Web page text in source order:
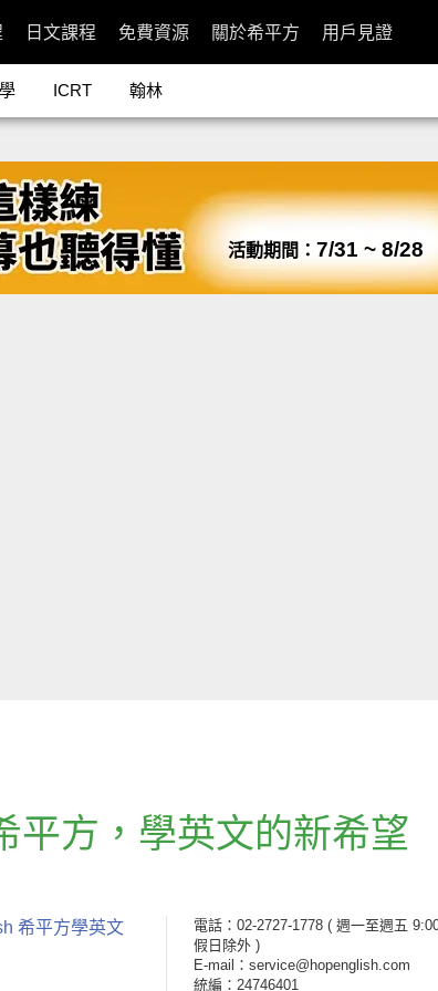
日文課程 免費資源 關於希平方 用戶見證
ICRT 翰林
活動期間： 7/31 ~ 8/28
平方 ， 學英文的新希望
希平方學英文 電話：02-2727-1778 ( 週一至週五
假日除外 )
E-mail：service@hopenglish.com
統編：24746401